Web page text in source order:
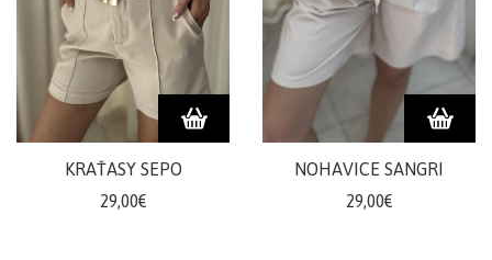
KRAŤASY SEPO
29,00€
NOHAVICE SANGRI
29,00€